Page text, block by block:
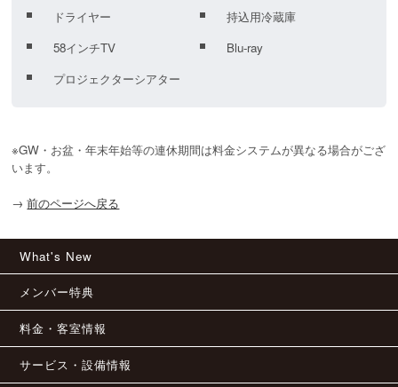
ドライヤー
持込用冷蔵庫
58インチTV
Blu-ray
プロジェクターシアター
※GW・お盆・年末年始等の連休期間は料金システムが異なる場合がござ
います。
→ 前のページへ戻る
What's New
メンバー特典
料金・客室情報
サービス・設備情報